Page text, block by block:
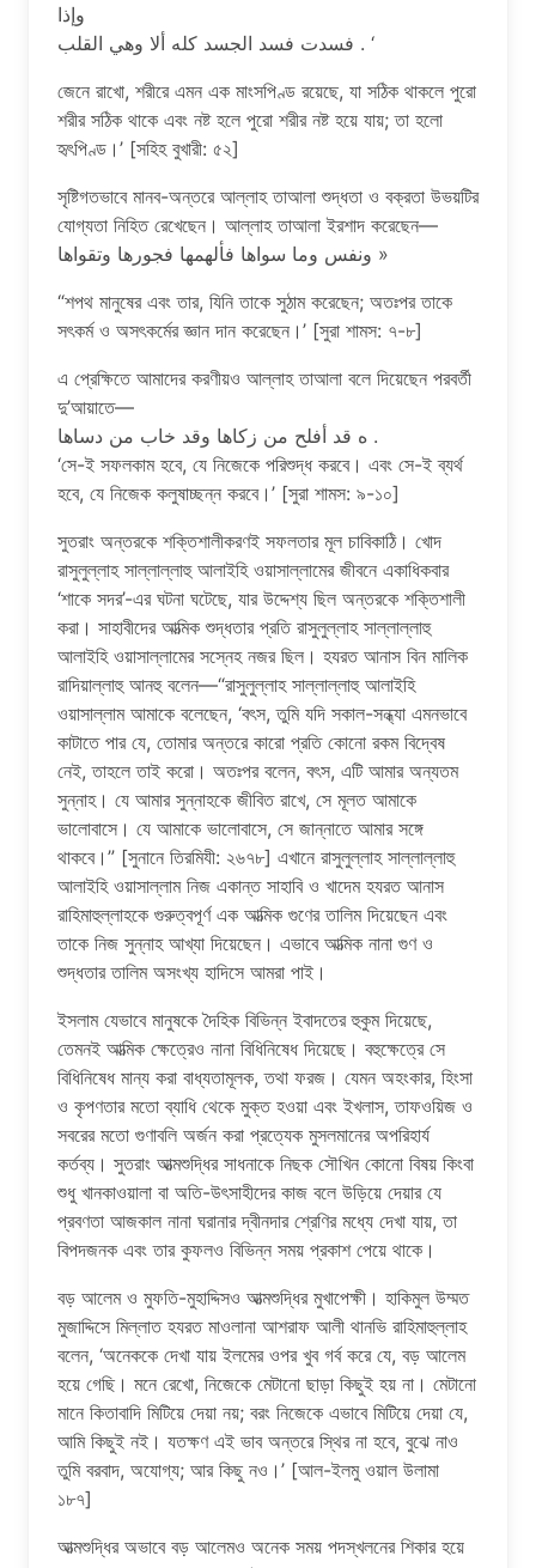
وإذا
فسدت فسد الجسد كله ألا وهي القلب . ‘
জেনে রাখো, শরীরে এমন এক মাংসপিণ্ড রয়েছে, যা সঠিক থাকলে পুরো
শরীর সঠিক থাকে এবং নষ্ট হলে পুরো শরীর নষ্ট হয়ে যায়; তা হলো
হৃৎপিণ্ড।’ [সহিহ বুখারী: ৫২]
সৃষ্টিগতভাবে মানব-অন্তরে আল্লাহ তাআলা শুদ্ধতা ও বক্রতা উভয়টির
যোগ্যতা নিহিত রেখেছেন। আল্লাহ তাআলা ইরশাদ করেছেন—
ونفس وما سواها فألهمها فجورها وتقواها »
“শপথ মানুষের এবং তার, যিনি তাকে সুঠাম করেছেন; অতঃপর তাকে
সৎকর্ম ও অসৎকর্মের জ্ঞান দান করেছেন।’ [সুরা শামস: ৭-৮]
এ প্রেক্ষিতে আমাদের করণীয়ও আল্লাহ তাআলা বলে দিয়েছেন পরবর্তী
দু’আয়াতে—
ه قد أفلح من زكاها وقد خاب من دساها .
‘সে-ই সফলকাম হবে, যে নিজেকে পরিশুদ্ধ করবে। এবং সে-ই ব্যর্থ
হবে, যে নিজেক কলুষাচ্ছন্ন করবে।’ [সুরা শামস: ৯-১০]
সুতরাং অন্তরকে শক্তিশালীকরণই সফলতার মূল চাবিকাঠি। খোদ
রাসুলুল্লাহ সাল্লাল্লাহু আলাইহি ওয়াসাল্লামের জীবনে একাধিকবার
‘শাকে সদর’-এর ঘটনা ঘটেছে, যার উদ্দেশ্য ছিল অন্তরকে শক্তিশালী
করা। সাহাবীদের আত্মিক শুদ্ধতার প্রতি রাসুলুল্লাহ সাল্লাল্লাহু
আলাইহি ওয়াসাল্লামের সস্নেহ নজর ছিল। হযরত আনাস বিন মালিক
রাদিয়াল্লাহু আনহু বলেন—“রাসুলুল্লাহ সাল্লাল্লাহু আলাইহি
ওয়াসাল্লাম আমাকে বলেছেন, ‘বৎস, তুমি যদি সকাল-সন্ধ্যা এমনভাবে
কাটাতে পার যে, তোমার অন্তরে কারো প্রতি কোনো রকম বিদ্বেষ
নেই, তাহলে তাই করো। অতঃপর বলেন, বৎস, এটি আমার অন্যতম
সুন্নাহ। যে আমার সুন্নাহকে জীবিত রাখে, সে মূলত আমাকে
ভালোবাসে। যে আমাকে ভালোবাসে, সে জান্নাতে আমার সঙ্গে
থাকবে।” [সুনানে তিরমিযী: ২৬৭৮] এখানে রাসুলুল্লাহ সাল্লাল্লাহু
আলাইহি ওয়াসাল্লাম নিজ একান্ত সাহাবি ও খাদেম হযরত আনাস
রাহিমাহুল্লাহকে গুরুত্বপূর্ণ এক আত্মিক গুণের তালিম দিয়েছেন এবং
তাকে নিজ সুন্নাহ আখ্যা দিয়েছেন। এভাবে আত্মিক নানা গুণ ও
শুদ্ধতার তালিম অসংখ্য হাদিসে আমরা পাই।
ইসলাম যেভাবে মানুষকে দৈহিক বিভিন্ন ইবাদতের হুকুম দিয়েছে,
তেমনই আত্মিক ক্ষেত্রেও নানা বিধিনিষেধ দিয়েছে। বহুক্ষেত্রে সে
বিধিনিষেধ মান্য করা বাধ্যতামূলক, তথা ফরজ। যেমন অহংকার, হিংসা
ও কৃপণতার মতো ব্যাধি থেকে মুক্ত হওয়া এবং ইখলাস, তাফওয়িজ ও
সবরের মতো গুণাবলি অর্জন করা প্রত্যেক মুসলমানের অপরিহার্য
কর্তব্য। সুতরাং আত্মশুদ্ধির সাধনাকে নিছক সৌখিন কোনো বিষয় কিংবা
শুধু খানকাওয়ালা বা অতি-উৎসাহীদের কাজ বলে উড়িয়ে দেয়ার যে
প্রবণতা আজকাল নানা ঘরানার দ্বীনদার শ্রেণির মধ্যে দেখা যায়, তা
বিপদজনক এবং তার কুফলও বিভিন্ন সময় প্রকাশ পেয়ে থাকে।
বড় আলেম ও মুফতি-মুহাদ্দিসও আত্মশুদ্ধির মুখাপেক্ষী। হাকিমুল উম্মত
মুজাদ্দিসে মিল্লাত হযরত মাওলানা আশরাফ আলী থানভি রাহিমাহুল্লাহ
বলেন, ‘অনেককে দেখা যায় ইলমের ওপর খুব গর্ব করে যে, বড় আলেম
হয়ে গেছি। মনে রেখো, নিজেকে মেটানো ছাড়া কিছুই হয় না। মেটানো
মানে কিতাবাদি মিটিয়ে দেয়া নয়; বরং নিজেকে এভাবে মিটিয়ে দেয়া যে,
আমি কিছুই নই। যতক্ষণ এই ভাব অন্তরে স্থির না হবে, বুঝে নাও
তুমি বরবাদ, অযোগ্য; আর কিছু নও।’ [আল-ইলমু ওয়াল উলামা
১৮৭]
আত্মশুদ্ধির অভাবে বড় আলেমও অনেক সময় পদস্খলনের শিকার হয়ে